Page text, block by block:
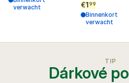
verwacht
€199
Binnenkort
verwacht
TIP
Dárkové